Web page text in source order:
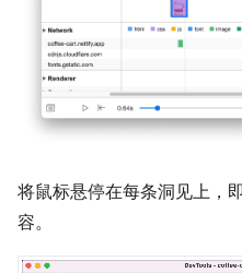
将鼠标悬停在每条洞见上，
容。